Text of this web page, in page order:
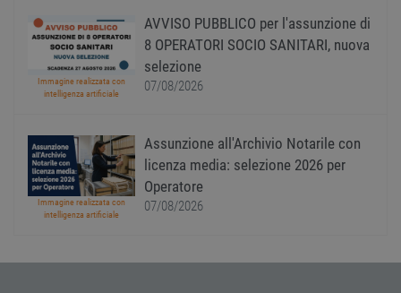
Immagine realizzata con
intelligenza artificiale
AVVISO PUBBLICO per l'assunzione di
8 OPERATORI SOCIO SANITARI, nuova
selezione
07/08/2026
Immagine realizzata con
intelligenza artificiale
Assunzione all'Archivio Notarile con
licenza media: selezione 2026 per
Operatore
07/08/2026
Funzionalità
Non classificati
I cookie strettamente necessari consentono le
sito web non può essere utilizzato correttamente
senza i cookie strettamente necessari.
Nome
Scadenza
PHPSESSID
PHP.